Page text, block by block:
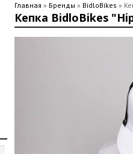
Главная » Бренды » BidloBikes »
Кепка BidloBikes